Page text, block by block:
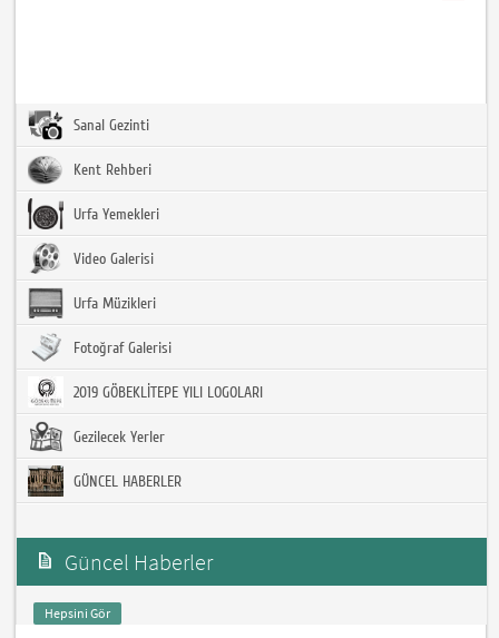
Sanal Gezinti
Kent Rehberi
Urfa Yemekleri
Video Galerisi
Urfa Müzikleri
Fotoğraf Galerisi
2019 GÖBEKLİTEPE YILI LOGOLARI
Gezilecek Yerler
GÜNCEL HABERLER
Güncel Haberler
Hepsini Gör